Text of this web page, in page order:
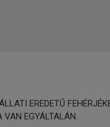
EREDETŰ
VAN EGYÁLTALÁN.